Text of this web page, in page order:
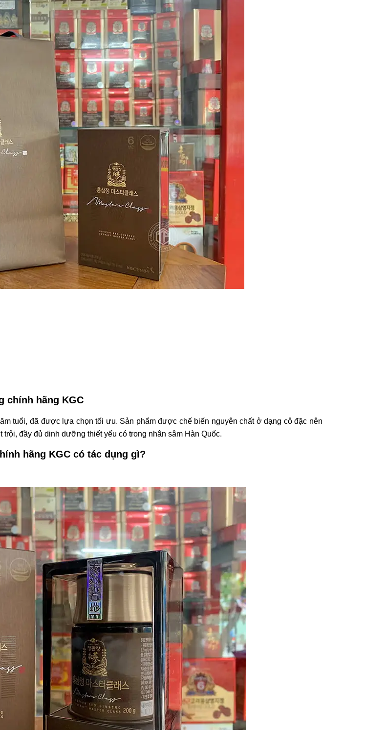
chính hãng KGC
tuổi, đã được lựa chọn tối ưu. Sản phẩm được chế biến nguyên chất ở dạng cô đặc nên
đầy đủ dinh dưỡng thiết yếu có trong nhân sâm Hàn Quốc.
hãng KGC có tác dụng gì?